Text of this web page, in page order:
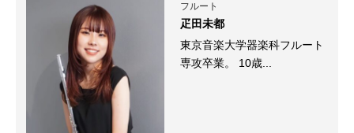
フルート
疋田未都
東京音楽大学器楽科フルート
専攻卒業。 10歳...